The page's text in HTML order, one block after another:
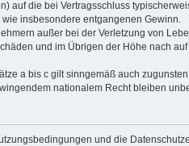
auf die bei Vertragsschluss
insbesondere entgangenen Gewinn.
außer bei der Verletzung von
und im Übrigen der Höhe nach
a bis c gilt sinngemäß auch
nationalem Recht bleiben
und die